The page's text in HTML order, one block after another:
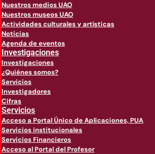
Nuestros medios UAO
Nuestros museos UAO
Actividades culturales y artísticas
Noticias
Agenda de eventos
Investigaciones
Investigaciones
¿Quiénes somos?
Servicios
Investigadores
Cifras
Servicios
Acceso a Portal Único de Aplicaciones, PUA
Servicios institucionales
Servicios Financieros
Acceso al Portal del Profesor